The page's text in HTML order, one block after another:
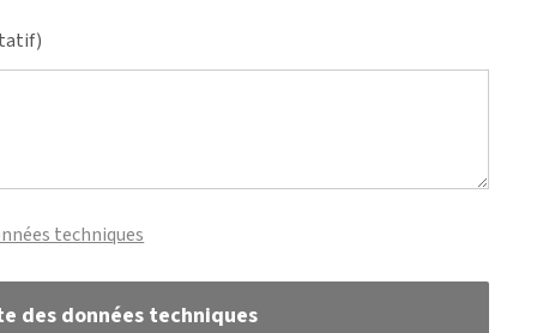
techniques
des données techniques